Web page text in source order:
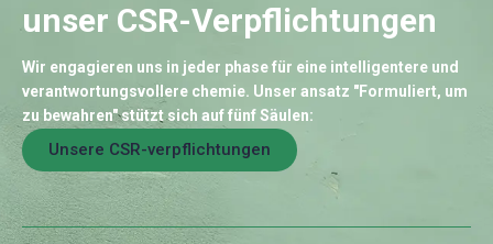
unser CSR-Verpflichtungen
Wir engagieren uns in jeder phase für eine intelligentere und
verantwortungsvollere chemie. Unser ansatz "Formuliert, um
zu bewahren" stützt sich auf fünf Säulen:
Unsere CSR-verpflichtungen